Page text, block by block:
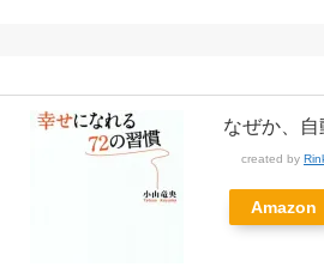
なぜか、
created by
Amazon